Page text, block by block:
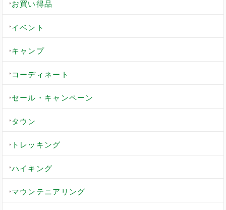
お買い得品
イベント
キャンプ
コーディネート
セール・キャンペーン
タウン
トレッキング
ハイキング
マウンテニアリング